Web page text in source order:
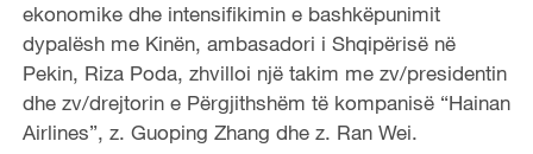
ekonomike dhe intensifikimin e bashkëpunimit
dypalësh me Kinën, ambasadori i Shqipërisë në
Pekin, Riza Poda, zhvilloi një takim me zv/presidentin
dhe zv/drejtorin e Përgjithshëm të kompanisë “Hainan
Airlines”, z. Guoping Zhang dhe z. Ran Wei.